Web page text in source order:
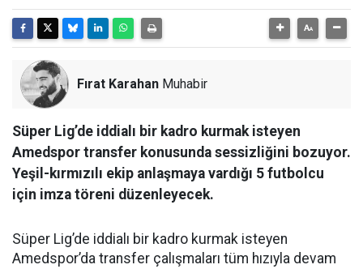
Fırat Karahan Muhabir
Süper Lig’de iddialı bir kadro kurmak isteyen
Amedspor transfer konusunda sessizliğini bozuyor.
Yeşil-kırmızılı ekip anlaşmaya vardığı 5 futbolcu
için imza töreni düzenleyecek.
Süper Lig’de iddialı bir kadro kurmak isteyen
Amedspor’da transfer çalışmaları tüm hızıyla devam